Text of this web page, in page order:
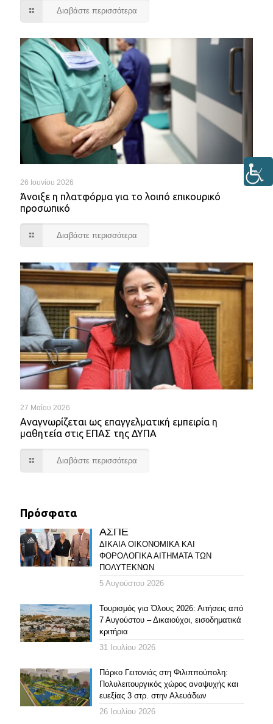
Διαβάστε περισσότερα
26 Ιουνίου 2026
Άνοιξε η πλατφόρμα για το λοιπό επικουρικό
προσωπικό
Διαβάστε περισσότερα
27 Μαΐου 2026
Αναγνωρίζεται ως επαγγελματική εμπειρία η
μαθητεία στις ΕΠΑΣ της ΔΥΠΑ
Διαβάστε περισσότερα
Πρόσφατα
ΑΣΠΕ
ΔΙΚΑΙΑ ΟΙΚΟΝΟΜΙΚΑ ΚΑΙ
ΦΟΡΟΛΟΓΙΚΑ ΑΙΤΗΜΑΤΑ ΤΩΝ
ΠΟΛΥΤΕΚΝΩΝ
5 Αυγούστου 2026
Τουρισμός για Όλους 2026: Αιτήσεις από
7 Αυγούστου – Δικαιούχοι, εισοδηματικά
κριτήρια
31 Ιουλίου 2026
Πάρκο Γειτονιάς στη Φιλιππούπολη:
Πολυλειτουργικός χώρος αναψυχής και
ευεξίας 3 στρ. στην Αλευάδων
26 Ιουλίου 2026